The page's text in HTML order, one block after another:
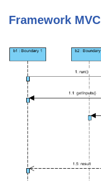
Framework MVC